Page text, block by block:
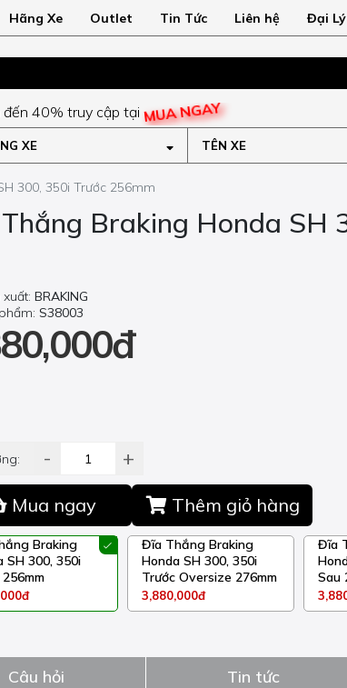
Hãng Xe Outlet Tin Tức Liên hệ Đại Lý
đến 40% truy cập tại MUA NGAY
XE TÊN XE
300, 350i Trước 256mm
Braking Honda SH
BRAKING
S38003
- +
Mua ngay Thêm giỏ hàng
Braking
SH 300, 350i
Đĩa Thắng Braking
Honda SH 300, 350i
Trước Oversize 276mm
3,880,000đ
Đĩa
Sau
Câu hỏi Tin tức